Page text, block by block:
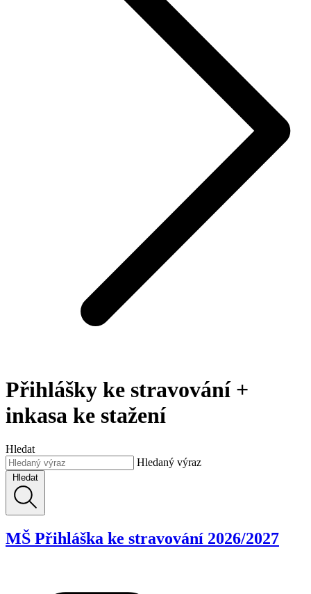
Přihlášky ke stravování +
inkasa ke stažení
Hledat
Hledaný výraz
Hledat
MŠ Přihláška ke stravování 2026/2027